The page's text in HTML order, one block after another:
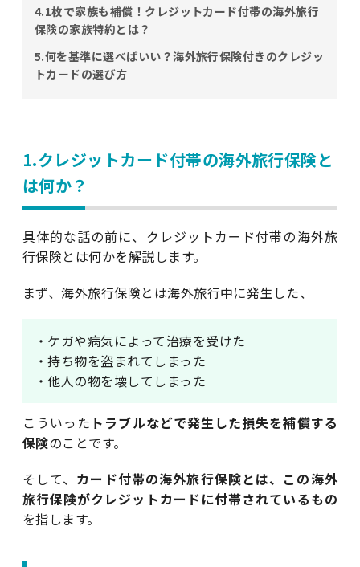
4.1枚で家族も補償！クレジットカード付帯の海外旅行
保険の家族特約とは？
5.何を基準に選べばいい？海外旅行保険付きのクレジッ
トカードの選び方
1.クレジットカード付帯の海外旅行保険と
は何か？
具体的な話の前に、クレジットカード付帯の海外旅
行保険とは何かを解説します。
まず、海外旅行保険とは海外旅行中に発生した、
・ケガや病気によって治療を受けた
・持ち物を盗まれてしまった
・他人の物を壊してしまった
こういった トラブルなどで発生した損失を補償する
保険のことです。
そして、 カード付帯の海外旅行保険とは、この海外
旅行保険がクレジットカードに付帯されているもの
を指します。